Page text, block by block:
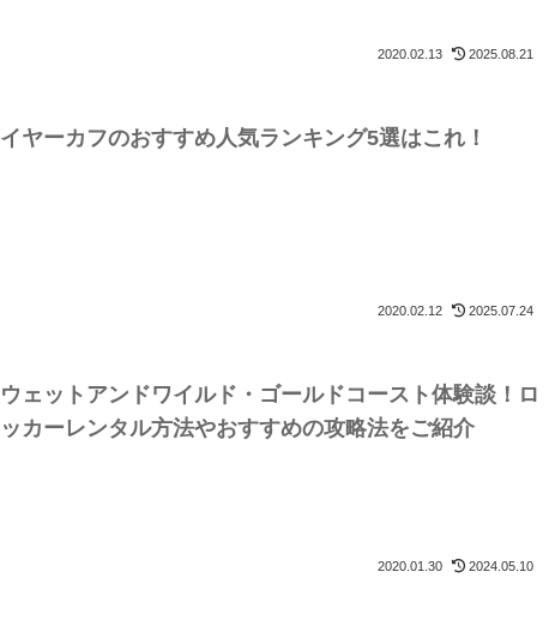
2020.02.13 2025.08.21
イヤーカフのおすすめ人気ランキング5選はこれ！
2020.02.12 2025.07.24
ウェットアンドワイルド・ゴールドコースト体験談！ロ
ッカーレンタル方法やおすすめの攻略法をご紹介
2020.01.30 2024.05.10